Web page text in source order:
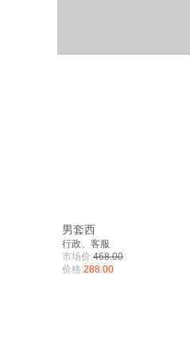
男套西
行政、客服
市场价:468.00
价格:288.00